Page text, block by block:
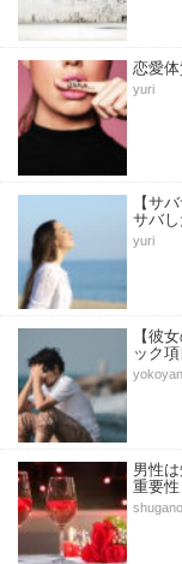
恋愛
yuri
【サ
サバ
yuri
【彼
ック項
yokoyan
男性
重要性
shugano